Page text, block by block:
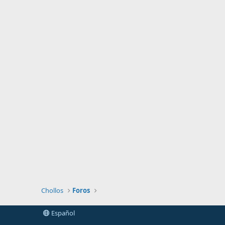
Chollos Foros
Español